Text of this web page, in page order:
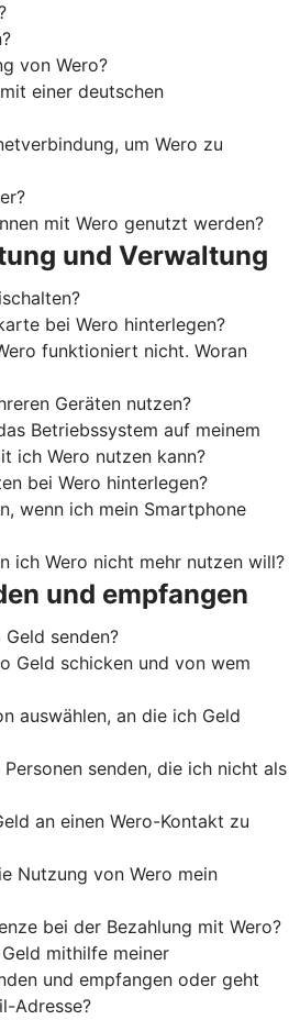
von Wero?
einer deutschen
um Wero zu
mit Wero genutzt werden?
und Verwaltung
bei Wero hinterlegen?
funktioniert nicht. Woran
Geräten nutzen?
Betriebssystem auf meinem
ich Wero nutzen kann?
bei Wero hinterlegen?
wenn ich mein Smartphone
ich Wero nicht mehr nutzen will?
und empfangen
senden?
Geld schicken und von wem
auswählen, an die ich Geld
senden, die ich nicht als
an einen Wero-Kontakt zu
Nutzung von Wero mein
bei der Bezahlung mit Wero?
mithilfe meiner
und empfangen oder geht
Adresse?